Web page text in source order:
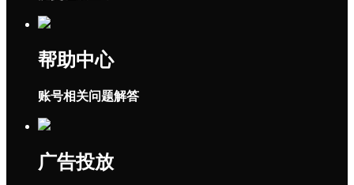
帮助中心
账号相关问题解答
广告投放